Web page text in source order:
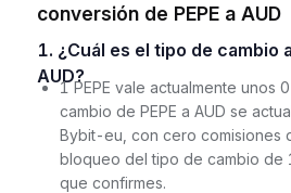
conversión de PEPE a AUD
1. ¿Cuál es el tipo de cambio actual de PEPE a
AUD?
1 PEPE vale actualmente unos
cambio de PEPE a AUD se
Bybit-eu, con cero comisiones
bloqueo del tipo de cambio de
que confirmes.